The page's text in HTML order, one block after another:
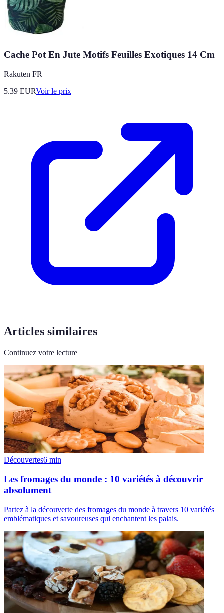
Cache Pot En Jute Motifs Feuilles Exotiques 14 Cm
Rakuten FR
5.39 EURVoir le prix
Articles similaires
Continuez votre lecture
Découvertes6 min
Les fromages du monde : 10 variétés à découvrir
absolument
Partez à la découverte des fromages du monde à travers 10 variétés
emblématiques et savoureuses qui enchantent les palais.